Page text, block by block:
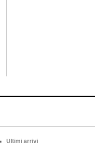
Ultimi arrivi